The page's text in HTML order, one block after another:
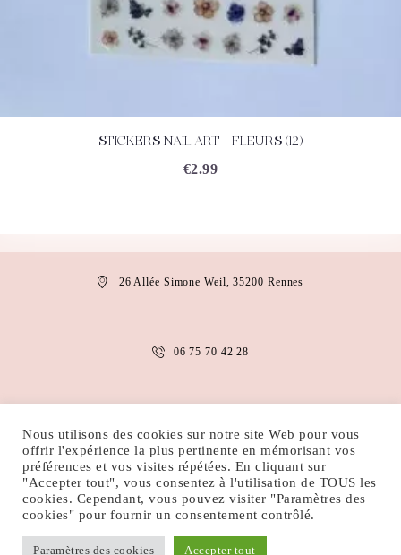
ACHETEZ DÉTAILS
STICKERS NAIL ART – FLEURS (12)
€2.99
26 Allée Simone Weil, 35200 Rennes
06 75 70 42 28
MENTIONS LÉGALES CONDITIONS D’UTILISATION
POLITIQUE DE COOKIES POLITIQUE DE CONFIDENTIALITÉ
Nous utilisons des cookies sur notre site Web pour vous
offrir l'expérience la plus pertinente en mémorisant vos
préférences et vos visites répétées. En cliquant sur
"Accepter tout", vous consentez à l'utilisation de TOUS les
cookies. Cependant, vous pouvez visiter "Paramètres des
cookies" pour fournir un consentement contrôlé.
Paramètres des cookies Accepter tout